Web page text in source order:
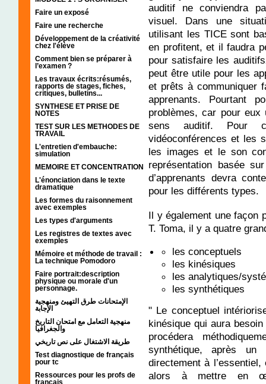
Faire un exposé
Faire une recherche
Développement de la créativité
chez l'élève
Comment bien se préparer à
l’examen ?
Les travaux écrits:résumés,
rapports de stages, fiches,
critiques, bulletins...
SYNTHESE ET PRISE DE
NOTES
TEST SUR LES METHODES DE
TRAVAIL
L'entretien d'embauche:
simulation
MEMOIRE ET CONCENTRATION
L'énonciation dans le texte
dramatique
Les formes du raisonnement
avec exemples
Les types d'arguments
Les registres de textes avec
exemples
Mémoire et méthode de travail :
La technique Pomodoro
Faire portrait:description
physique ou morale d'un
personnage.
الإمتحانات طرق التهيئ ومنهجية
الإجابة
منهجية التعامل مع امتحان التاريخ
والجغرافيا
طريقة الاشتغال على نص تاريخي
Test diagnostique de français
pour tc
Ressources pour les profs de
français
auditif ne conviendra
visuel. Dans une
utilisant les TICE sont
en profitent, et il faudra
pour satisfaire les auditifs
peut être utile pour les
et prêts à communiquer
apprenants. Pourtant
problèmes, car pour
sens auditif. Pour
vidéoconférences et les
les images et le son
représentation basée
d’apprenants devra
pour les différents types.
Il y également une façon
T. Toma, il y a quatre
les conceptuels
les kinésiques
les analytiques/
les synthétiques
" Le conceptuel
kinésique qui aura
procédera
synthétique, après un
directement à
alors à mettre en